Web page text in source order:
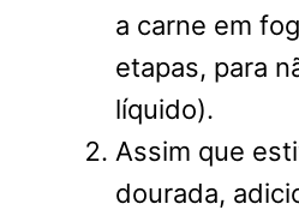
a carne em
etapas, para
líquido).
Assim que
dourada,